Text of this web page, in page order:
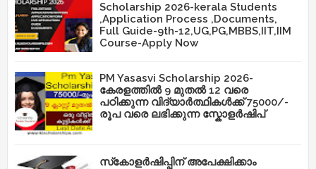
Scholarship 2026-kerala Students
,Application Process ,Documents,
Full Guide-9th-12,UG,PG,MBBS,IIT,IIM
Course-Apply Now
PM Yasasvi Scholarship 2026-
കേരളത്തിൽ 9 മുതൽ 12 വരെ
പഠിക്കുന്ന വിദ്യാർത്ഥികൾക്ക് 75000/-
രൂപ വരെ ലഭിക്കുന്ന സ്കോളർഷിപ്
സ്‌കോളർഷിപ്പിന് അപേക്ഷിക്കാം